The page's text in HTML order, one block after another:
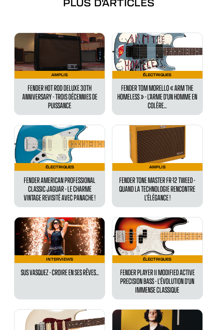
AMPLIS
FENDER HOT ROD DELUXE 30TH
ANNIVERSARY - TROIS DÉCENNIES DE
PUISSANCE
ÉLECTRIQUES
FENDER TOM MORELLO « ARM THE
HOMELESS » - L’ARME D’UN HOMME EN
COLÈRE...
ÉLECTRIQUES
FENDER AMERICAN PROFESSIONAL
CLASSIC JAGUAR - LE CHARME
VINTAGE REVISITÉ AVEC PANACHE !
AMPLIS
FENDER TONE MASTER FR-12 TWEED -
QUAND LA TECHNOLOGIE RENCONTRE
L’ÉLÉGANCE !
INTERVIEWS
SUS VASQUEZ - CROIRE EN SES RÊVES...
ÉLECTRIQUES
FENDER PLAYER II MODIFIED ACTIVE
PRECISION BASS - L’ÉVOLUTION D’UN
IMMENSE CLASSIQUE